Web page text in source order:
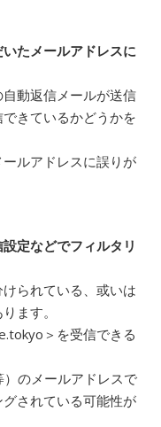
たメールアドレスに
動返信メールが送信
きているかどうかを
ルアドレスに誤りが
定などでフィルタリ
られている、或いは
ます。
＞を受信できる
のメールアドレスで
されている可能性が